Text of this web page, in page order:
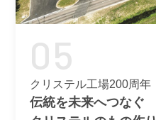
05
クリステル工場200周年
伝統を未来へつなぐ